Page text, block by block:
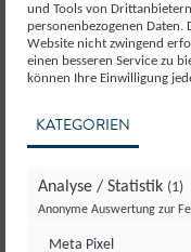
7. Ca. 5 min.
8.
1 EL
Sauce
entsteht.
9.
Mit Salz,
abschmecken.
und Tools von
personenbezogenen Daten.
Website nicht zwingend
einen besseren Service zu
können Ihre Einwilligung
KATEGORIEN
Analyse / Statistik (1)
Anonyme Auswertung zur
Meta Pixel